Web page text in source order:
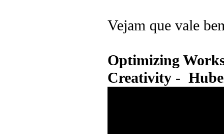
Vejam que vale
Optimizing
Creativity -